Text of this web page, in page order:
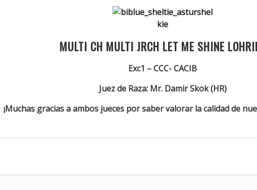
MULTI CH MULTI JRCH LET ME SHINE
Exc1 – CCC- CACIB
Juez de Raza: Mr. Damir Skok (HR)
¡Muchas gracias a ambos jueces por saber valorar la calidad de